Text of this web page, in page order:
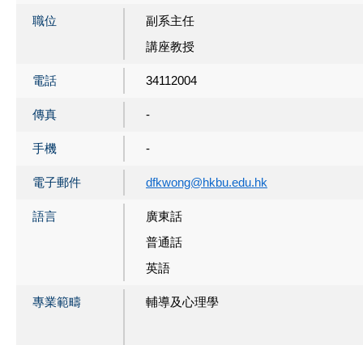
職位
副系主任
講座教授
電話 34112004
傳真 -
手機 -
電子郵件 dfkwong@hkbu.edu.hk
語言
廣東話
普通話
英語
專業範疇 輔導及心理學